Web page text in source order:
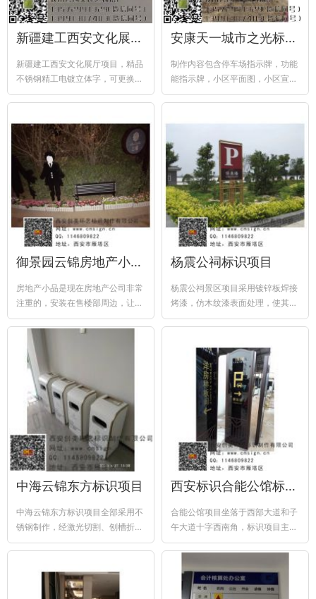
新疆建工西安文化展厅项目
新疆建工西安文化展厅项目，精品
不锈钢精工电镀立体字，可更换换
面发光亚克力灯箱，蓝色透明亚克
安康天一城市之光标识项目
制作内容包含停车场指示牌，功能
能指示牌，小区平面图，小区宣传
栏，花草牌，宠物粪便收集箱等多
御景园云锦房地产小品项目
房地产小品是现在房地产公司非常
注重的，安装在售楼部周边，让客
户能感到一种家的感觉，充分阐述
了宾至如归...
杨震公祠标识项目
杨震公祠景区项目采用镀锌板焊接
烤漆，仿木纹漆表面处理，使其达
到木制标牌效果，立体字粘贴搭
中海云锦东方标识项目
中海云锦东方标识项目全部采用不
锈钢制作，经激光切割、刨槽折弯
焊接，电镀、喷漆丝印等工艺制作
西安标识合能公馆标识项目
合能公馆项目坐落于西部大道和子
午大道十字西南角，标识项目主要
涉及岗亭，样板间标识，合同展示